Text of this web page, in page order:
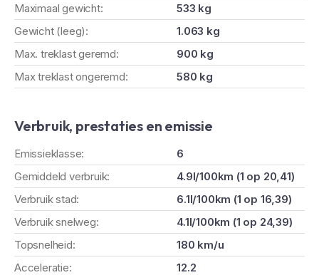
Maximaal gewicht:
533 kg
Gewicht (leeg):
1.063 kg
Max. treklast geremd:
900 kg
Max treklast ongeremd:
580 kg
Verbruik, prestaties en emissie
Emissieklasse:
6
Gemiddeld verbruik:
4.9l/100km (1 op 20,41)
Verbruik stad:
6.1l/100km (1 op 16,39)
Verbruik snelweg:
4.1l/100km (1 op 24,39)
Topsnelheid:
180 km/u
Acceleratie:
12.2